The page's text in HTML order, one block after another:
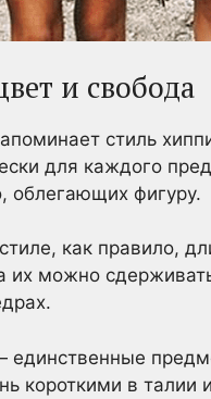
и свобода
стиль
для каждого
облегающих фигуру.
как правило,
их можно
короткими в талии